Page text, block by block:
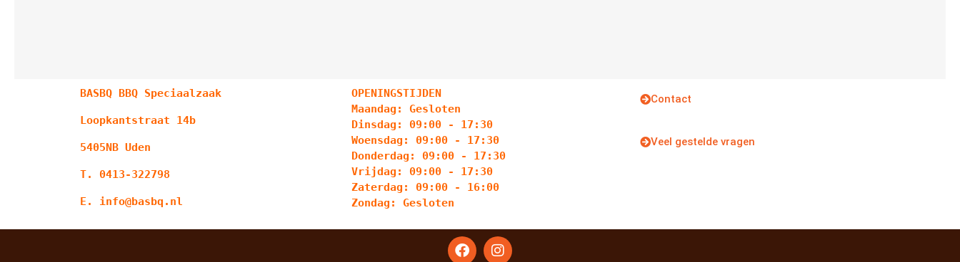
BASBQ BBQ Speciaalzaak
Loopkantstraat 14b
5405NB Uden
T. 0413-322798
E. info@basbq.nl
OPENINGSTIJDEN
Maandag: Gesloten
Dinsdag: 09:00 - 17:30
Woensdag: 09:00 - 17:30
Donderdag: 09:00 - 17:30
Vrijdag: 09:00 - 17:30
Zaterdag: 09:00 - 16:00
Zondag: Gesloten
Contact
Veel gestelde vragen